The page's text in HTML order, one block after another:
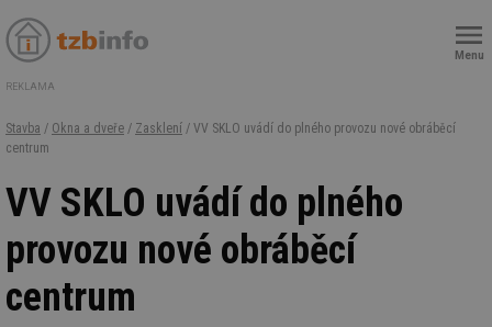
Menu
REKLAMA
Stavba / Okna a dveře / Zasklení / VV SKLO uvádí do plného provozu nové obráběcí
centrum
VV SKLO uvádí do plného
provozu nové obráběcí
centrum